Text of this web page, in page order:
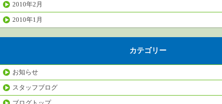
2010年2月
2010年1月
カテゴリー
お知らせ
スタッフブログ